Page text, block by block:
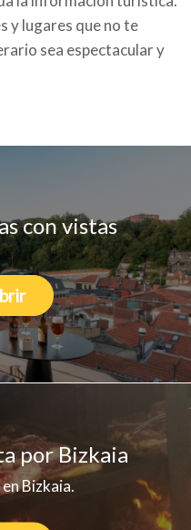
y lugares que no te
sea espectacular y
con vistas
por Bizkaia
Bizkaia.